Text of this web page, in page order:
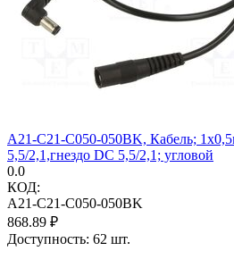
A21-C21-C050-050BK, Кабель;
5,5/2,1,гнездо DC 5,5/2,1; угловой
0.0
КОД:
A21-C21-C050-050BK
868.89 ₽
Доступность: 62 шт.